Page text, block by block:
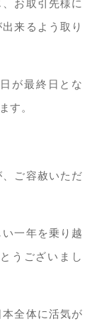
お取引先様に
来るよう取り
が最終日とな
す。
ご容赦いただ
一年を乗り越
うございまし
全体に活気が